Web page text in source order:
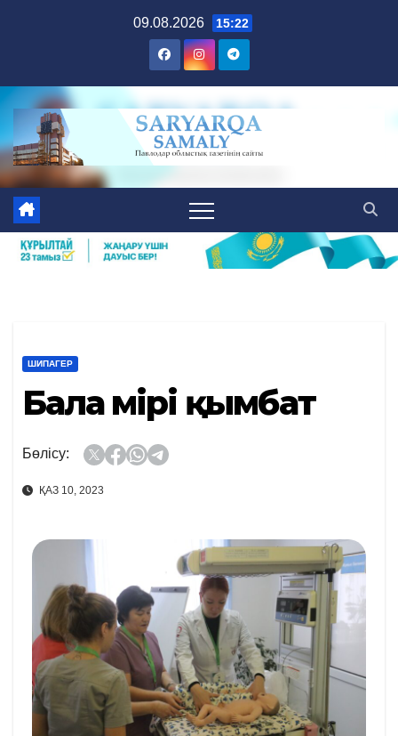
09.08.2026 15:22
ШИПАГЕР
Бала өмірі қымбат
Бөлісу:
ҚАЗ 10, 2023